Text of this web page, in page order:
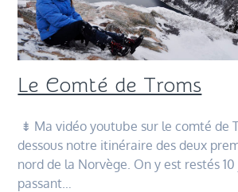
Le Comté de Troms
⇟ Ma vidéo youtube sur le comté de
dessous notre itinéraire des deux
nord de la Norvège. On y est restés 10
passant…